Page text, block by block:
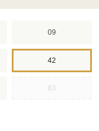
09
42
83